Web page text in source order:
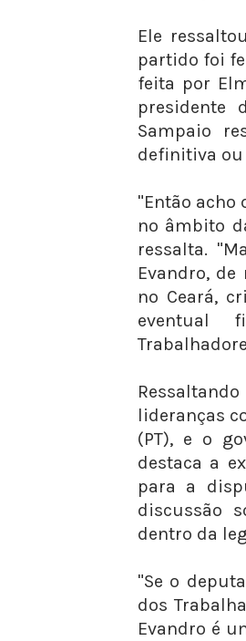
Ele
partido foi
feita por
presidente
Sampaio
definitiva ou
"Então acho
no âmbito
ressalta.
Evandro,
no Ceará,
eventual
lideranças
(PT), e o
destaca a
para a
discussão
dentro da
"Se o
dos
Evandro é